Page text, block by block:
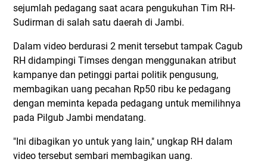
sejumlah pedagang saat acara pengukuhan Tim RH-
Sudirman di salah satu daerah di Jambi.
Dalam video berdurasi 2 menit tersebut tampak Cagub
RH didampingi Timses dengan menggunakan atribut
kampanye dan petinggi partai politik pengusung,
membagikan uang pecahan Rp50 ribu ke pedagang
dengan meminta kepada pedagang untuk memilihnya
pada Pilgub Jambi mendatang.
"Ini dibagikan yo untuk yang lain," ungkap RH dalam
video tersebut sembari membagikan uang.